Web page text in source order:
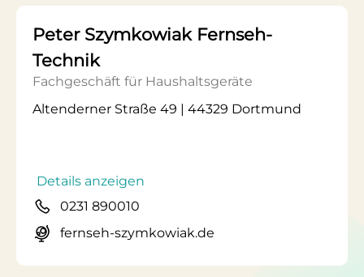
Peter Szymkowiak Fernseh-
Technik
Fachgeschäft für Haushaltsgeräte
Altenderner Straße 49 | 44329 Dortmund
Details anzeigen
0231 890010
fernseh-szymkowiak.de